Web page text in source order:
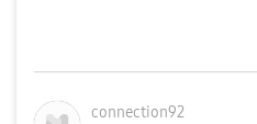
connection92